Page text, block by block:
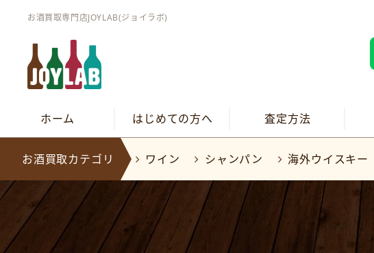
お酒買取専門店JOYLAB(ジョイラボ)
ホーム はじめての方へ 査定方法
お酒買取カテゴリ ワイン シャンパン 海外ウイスキー